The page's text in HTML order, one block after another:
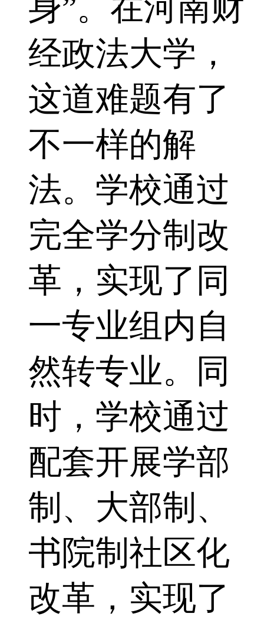
身”。在河南财
经政法大学，
这道难题有了
不一样的解
法。学校通过
完全学分制改
革，实现了同
一专业组内自
然转专业。同
时，学校通过
配套开展学部
制、大部制、
书院制社区化
改革，实现了